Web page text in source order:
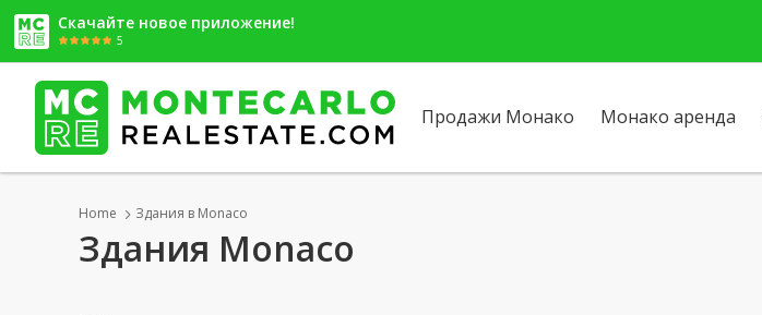
Скачайте новое приложение!
5
Продажи Монако Монако аренда
Home Здания в Monaco
Здания Monaco